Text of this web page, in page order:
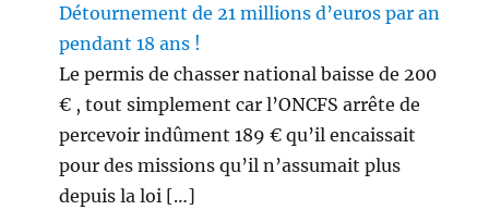
Détournement de 21 millions d’euros par an
pendant 18 ans !
Le permis de chasser national baisse de 200
€ , tout simplement car l’ONCFS arrête de
percevoir indûment 189 € qu’il encaissait
pour des missions qu’il n’assumait plus
depuis la loi […]